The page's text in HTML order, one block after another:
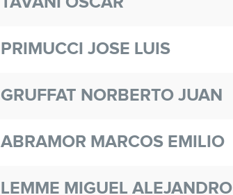
PRIMUCCI JOSE LUIS
GRUFFAT NORBERTO JUAN
ABRAMOR MARCOS EMILIO
LEMME MIGUEL ALEJANDRO